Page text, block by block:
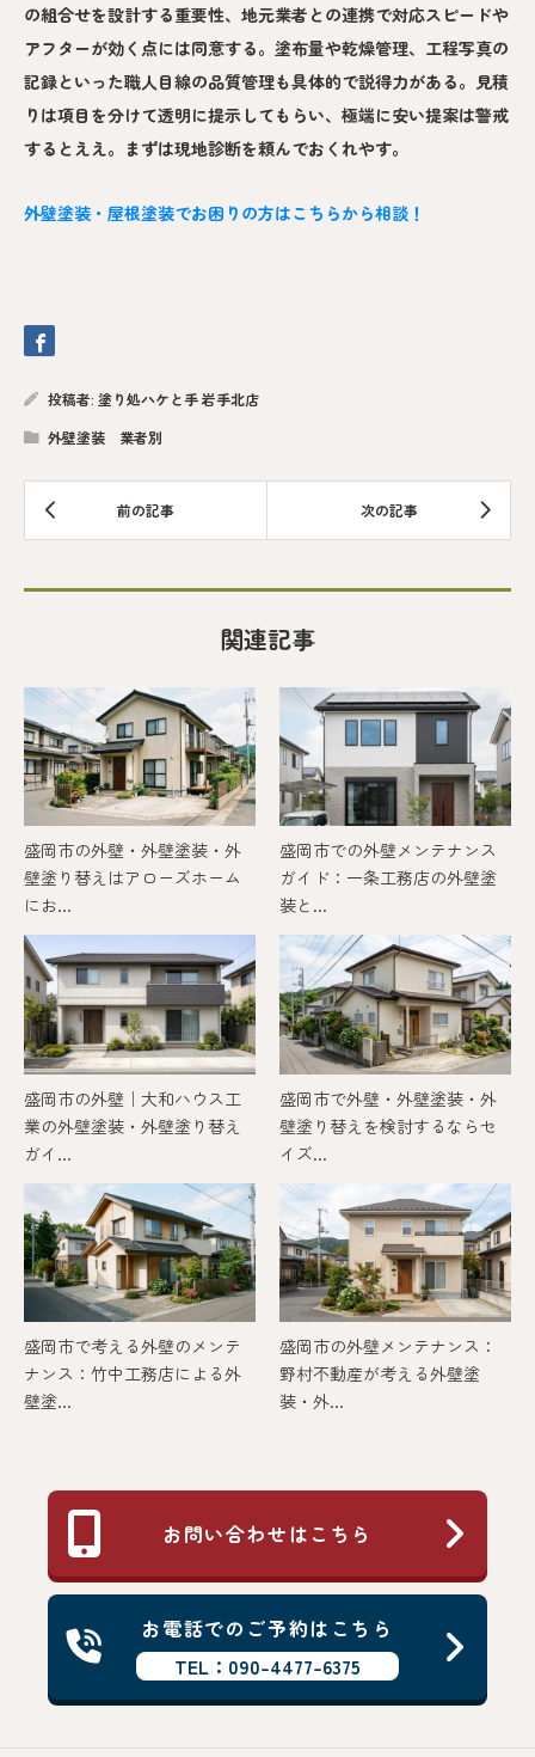
の組合せを設計する重要性、地元業者との連携で対応スピードや
アフターが効く点には同意する。塗布量や乾燥管理、工程写真の
記録といった職人目線の品質管理も具体的で説得力がある。見積
りは項目を分けて透明に提示してもらい、極端に安い提案は警戒
するとええ。まずは現地診断を頼んでおくれやす。
外壁塗装・屋根塗装でお困りの方はこちらから相談！
投稿者: 塗り処ハケと手 岩手北店
外壁塗装 業者別
関連記事
盛岡市の外壁・外壁塗装・外
壁塗り替えはアローズホーム
にお...
盛岡市での外壁メンテナンス
ガイド：一条工務店の外壁塗
装と...
盛岡市の外壁｜大和ハウス工
業の外壁塗装・外壁塗り替え
ガイ...
盛岡市で外壁・外壁塗装・外
壁塗り替えを検討するならセ
イズ...
盛岡市で考える外壁のメンテ
ナンス：竹中工務店による外
壁塗...
盛岡市の外壁メンテナンス：
野村不動産が考える外壁塗
装・外...
お問い合わせはこちら
お電話でのご予約はこちら
TEL：090-4477-6375